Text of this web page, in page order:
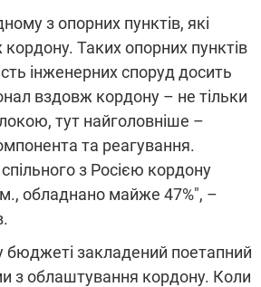
з опорних пунктів, які
Таких опорних пунктів
інженерних споруд досить
вздовж кордону – не тільки
тут найголовніше –
та реагування.
з Росією кордону
обладнано майже 47%", –
бюджеті закладений поетапний
з облаштування кордону. Коли